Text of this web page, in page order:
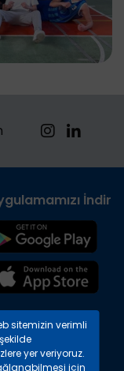
İndirin
sitemizin verimli
yer veriyoruz.
için